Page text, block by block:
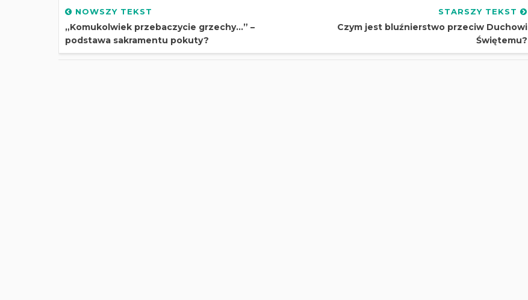
NOWSZY TEKST
„Komukolwiek przebaczycie grzechy…” –
podstawa sakramentu pokuty?
STARSZY TEKST
Czym jest bluźnierstwo przeciw Duchowi
Świętemu?